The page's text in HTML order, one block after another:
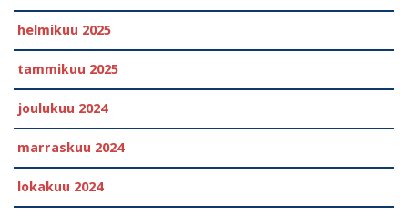
helmikuu 2025
tammikuu 2025
joulukuu 2024
marraskuu 2024
lokakuu 2024